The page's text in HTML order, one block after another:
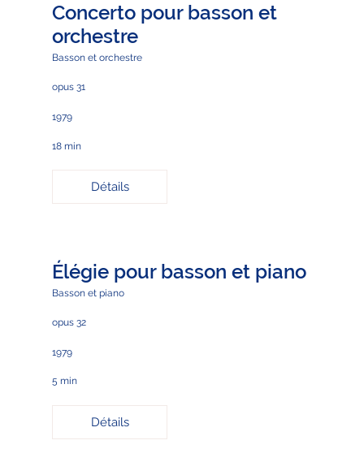
Concerto pour basson et
orchestre
Basson et orchestre
opus 31
1979
18 min
Détails
Élégie pour basson et piano
Basson et piano
opus 32
1979
5 min
Détails